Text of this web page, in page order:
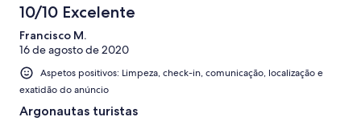
avaliações.
10/10 Excelente
Francisco M.
16 de agosto de 2020
Aspetos positivos: Limpeza, check-in, comunicação, localização e
exatidão do anúncio
Argonautas turistas